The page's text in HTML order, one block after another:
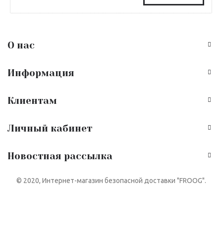
О нас
Информация
Клиентам
Личный кабинет
Новостная рассылка
© 2020, Интернет-магазин безопасной доставки "FROOG".